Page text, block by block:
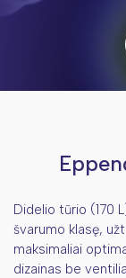
Didelio tūrio (170
švarumo klasę,
maksimaliai
dizainas be